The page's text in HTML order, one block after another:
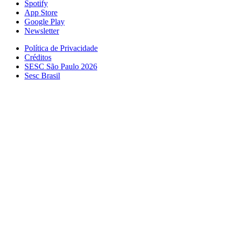
Spotify
App Store
Google Play
Newsletter
Política de Privacidade
Créditos
SESC São Paulo 2026
Sesc Brasil